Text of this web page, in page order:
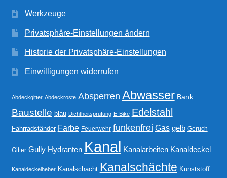
Werkzeuge
Privatsphäre-Einstellungen ändern
Historie der Privatsphäre-Einstellungen
Einwilligungen widerrufen
Abdeckgitter Abdeckroste Absperren Abwasser Bank
Baustelle blau Dichtheitsprüfung E-Bike Edelstahl
Fahrradständer Farbe Feuerwehr funkenfrei Gas gelb Geruch
Gitter Gully Hydranten Kanal Kanalarbeiten Kanaldeckel
Kanaldeckelheber Kanalschacht Kanalschächte Kunststoff